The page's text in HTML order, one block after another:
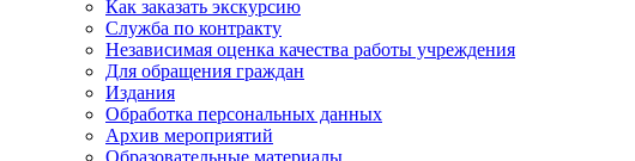
Как заказать экскурсию
Служба по контракту
Независимая оценка качества работы учреждения
Для обращения граждан
Издания
Обработка персональных данных
Архив мероприятий
Образовательные материалы